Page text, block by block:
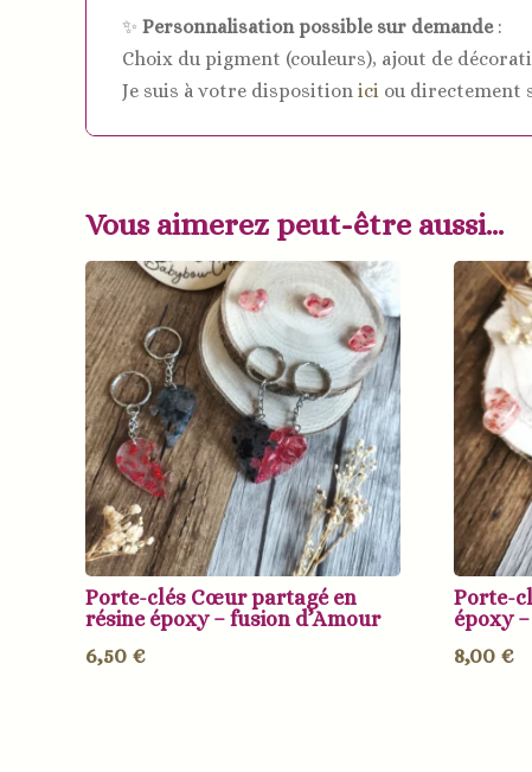
✨ Personnalisation possible sur demande:
Choix du pigment (couleurs), ajout de
Je suis à votre disposition ici ou directement
Vous aimerez peut-être aussi…
Porte-clés Cœur partagé en
résine époxy – fusion d’Amour
6,50 €
Porte-
époxy
8,00 €